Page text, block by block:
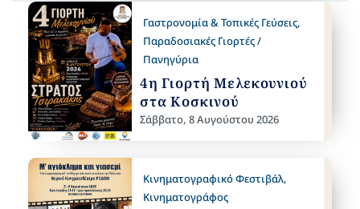
Γαστρονομία & Τοπικές Γεύσεις,
Παραδοσιακές Γιορτές /
Πανηγύρια
4η Γιορτή Μελεκουνιού
στα Κοσκινού
Σάββατο, 8 Αυγούστου 2026
Κινηματογραφικό Φεστιβάλ,
Κινηματογράφος